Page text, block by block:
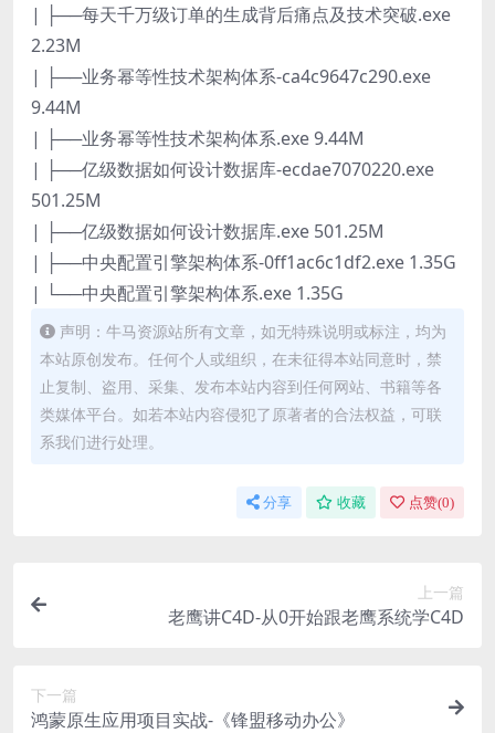
| ├──每天千万级订单的生成背后痛点及技术突破.exe
2.23M
| ├──业务幂等性技术架构体系-ca4c9647c290.exe
9.44M
| ├──业务幂等性技术架构体系.exe 9.44M
| ├──亿级数据如何设计数据库-ecdae7070220.exe
501.25M
| ├──亿级数据如何设计数据库.exe 501.25M
| ├──中央配置引擎架构体系-0ff1ac6c1df2.exe 1.35G
| └──中央配置引擎架构体系.exe 1.35G
声明：牛马资源站所有文章，如无特殊说明或标注，均为
本站原创发布。任何个人或组织，在未征得本站同意时，禁
止复制、盗用、采集、发布本站内容到任何网站、书籍等各
类媒体平台。如若本站内容侵犯了原著者的合法权益，可联
系我们进行处理。
分享 收藏 点赞(0)
上一篇
老鹰讲C4D-从0开始跟老鹰系统学C4D
下一篇
鸿蒙原生应用项目实战-《锋盟移动办公》